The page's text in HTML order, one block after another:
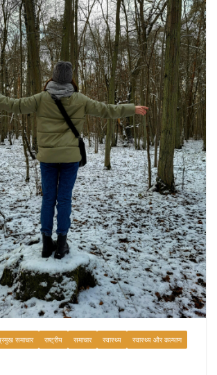
भारत में दर्शनीय 10 सबसे प्रसिद्ध मंदिर:
आस्था, इतिहास और वास्तुकला के अद्भुत
प्रतीक
August 9, 2026 0 Comments
समाचार राष्ट्रीय समाचार स्वास्थ्य
स्वास्थ्य और कल्याण